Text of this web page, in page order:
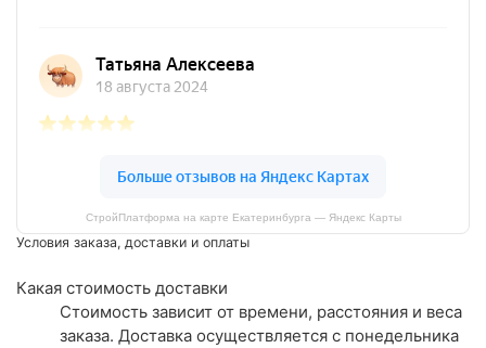
СтройПлатформа на карте Екатеринбурга — Яндекс Карты
Условия заказа, доставки и оплаты
Какая стоимость доставки
Стоимость зависит от времени, расстояния и веса
заказа. Доставка осуществляется с понедельника